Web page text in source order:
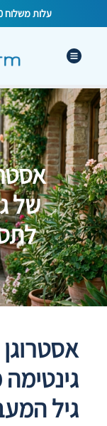
עלות משלוח 30 ש"ח | משלוח חינם ברכישה מעל 230 ₪
של
גיל